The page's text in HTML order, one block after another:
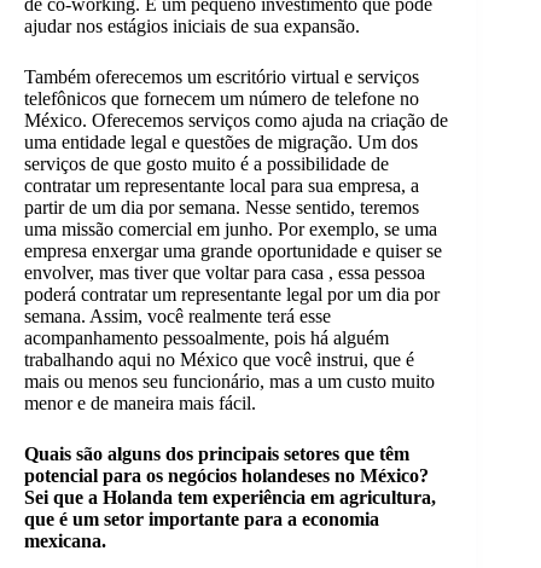
ajudar nos estágios iniciais de sua expansão.
Também oferecemos um escritório virtual e serviços
telefônicos que fornecem um número de telefone no
México. Oferecemos serviços como ajuda na criação de
uma entidade legal e questões de migração. Um dos
serviços de que gosto muito é a possibilidade de
contratar um representante local para sua empresa, a
partir de um dia por semana. Nesse sentido, teremos
uma missão comercial em junho. Por exemplo, se uma
empresa enxergar uma grande oportunidade e quiser se
envolver, mas tiver que voltar para casa , essa pessoa
poderá contratar um representante legal por um dia por
semana. Assim, você realmente terá esse
acompanhamento pessoalmente, pois há alguém
trabalhando aqui no México que você instrui, que é
mais ou menos seu funcionário, mas a um custo muito
menor e de maneira mais fácil.
Quais são alguns dos principais setores que têm
potencial para os negócios holandeses no México?
Sei que a Holanda tem experiência em agricultura,
que é um setor importante para a economia
mexicana.